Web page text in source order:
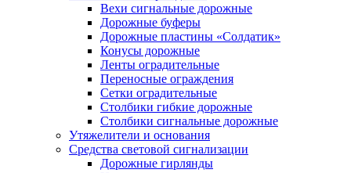
Вехи сигнальные дорожные
Дорожные буферы
Дорожные пластины «Солдатик»
Конусы дорожные
Ленты оградительные
Переносные ограждения
Сетки оградительные
Столбики гибкие дорожные
Столбики сигнальные дорожные
Утяжелители и основания
Средства световой сигнализации
Дорожные гирлянды